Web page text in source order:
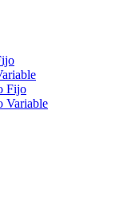
Fijo
Variable